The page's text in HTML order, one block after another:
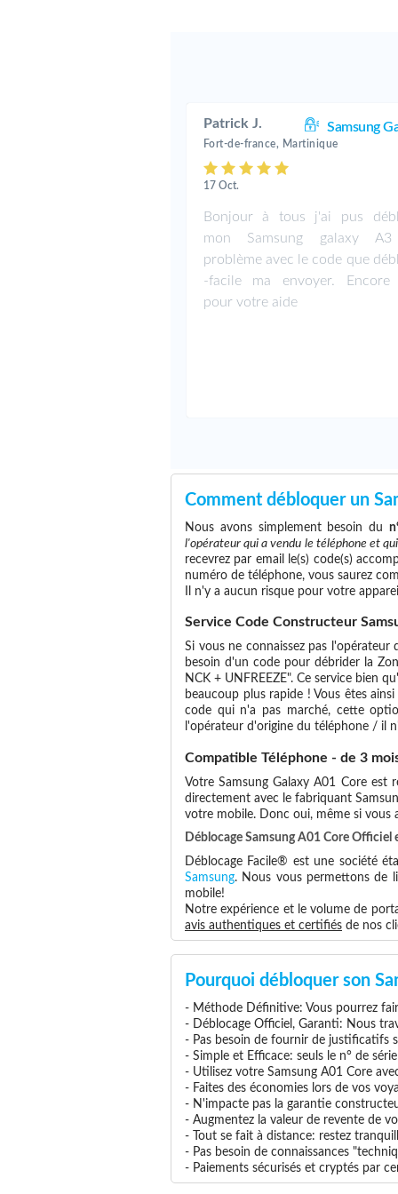
Patrick J. Samsung
Fort-de-france, Martinique
17 Oct.
Bonjour à tous j'ai pus
mon Samsung galaxy A3
problème avec le code que
-facile ma envoyer. Encore
pour votre aide
Comment débloquer un
Nous avons simplement besoin du
l'opérateur qui a vendu le téléphone et
recevrez par email le(s) code(s)
numéro de téléphone, vous saurez
Il n'y a aucun risque pour votre
Service Code Constructeur
Si vous ne connaissez pas l'opérateur
besoin d'un code pour débrider la
NCK + UNFREEZE". Ce service bien
beaucoup plus rapide ! Vous êtes
code qui n'a pas marché, cette
l'opérateur d'origine du téléphone / il
Compatible Téléphone - de 3
Votre Samsung Galaxy A01 Core
directement avec le fabriquant
votre mobile. Donc oui, même si vous
Déblocage Samsung A01 Core Officiel
Déblocage Facile® est une société
Samsung. Nous vous permettons de
mobile!
Notre expérience et le volume de
avis authentiques et certifiés de nos
Pourquoi débloquer son
- Méthode Définitive: Vous pourrez
- Déblocage Officiel, Garanti: Nous
- Pas besoin de fournir de justificatifs
- Simple et Efficace: seuls le n° de
- Utilisez votre Samsung A01 Core
- Faites des économies lors de vos
- N'impacte pas la garantie
- Augmentez la valeur de revente de
- Tout se fait à distance: restez
- Pas besoin de connaissances
- Paiements sécurisés et cryptés par